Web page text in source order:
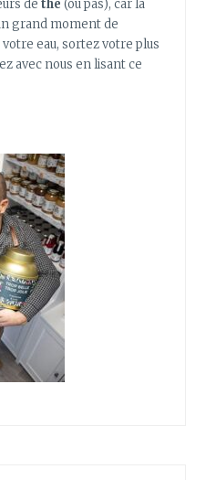
de thé (ou pas), car la
grand moment de
eau, sortez votre plus
avec nous en lisant ce